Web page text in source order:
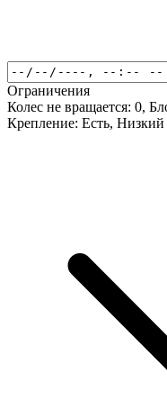
Ограничения
Колес не вращается: 0,
Крепление: Есть, Низкий